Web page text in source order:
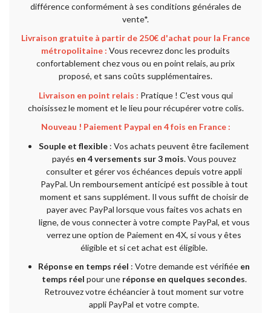
différence conformément à ses conditions générales de
vente*.
Livraison gratuite à partir de 250€ d'achat pour la France
métropolitaine : Vous recevrez donc les produits
confortablement chez vous ou en point relais, au prix
proposé, et sans coûts supplémentaires.
Livraison en point relais : Pratique ! C'est vous qui
choisissez le moment et le lieu pour récupérer votre colis.
Nouveau ! Paiement Paypal en 4 fois en France :
Souple et flexible : Vos achats peuvent être facilement
payés en 4 versements sur 3 mois. Vous pouvez
consulter et gérer vos échéances depuis votre appli
PayPal. Un remboursement anticipé est possible à tout
moment et sans supplément. Il vous suffit de choisir de
payer avec PayPal lorsque vous faites vos achats en
ligne, de vous connecter à votre compte PayPal, et vous
verrez une option de Paiement en 4X, si vous y êtes
éligible et si cet achat est éligible.
Réponse en temps réel : Votre demande est vérifiée en
temps réel pour une réponse en quelques secondes.
Retrouvez votre échéancier à tout moment sur votre
appli PayPal et votre compte.